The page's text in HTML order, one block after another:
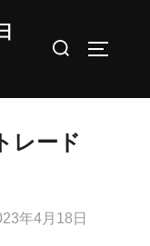
検
レード
年4月18日